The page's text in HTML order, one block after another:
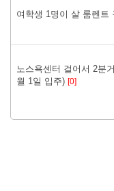
여학생 1명이 살 룸렌트
노스욕센터 걸어서 2분
월 1일 입주) [0]